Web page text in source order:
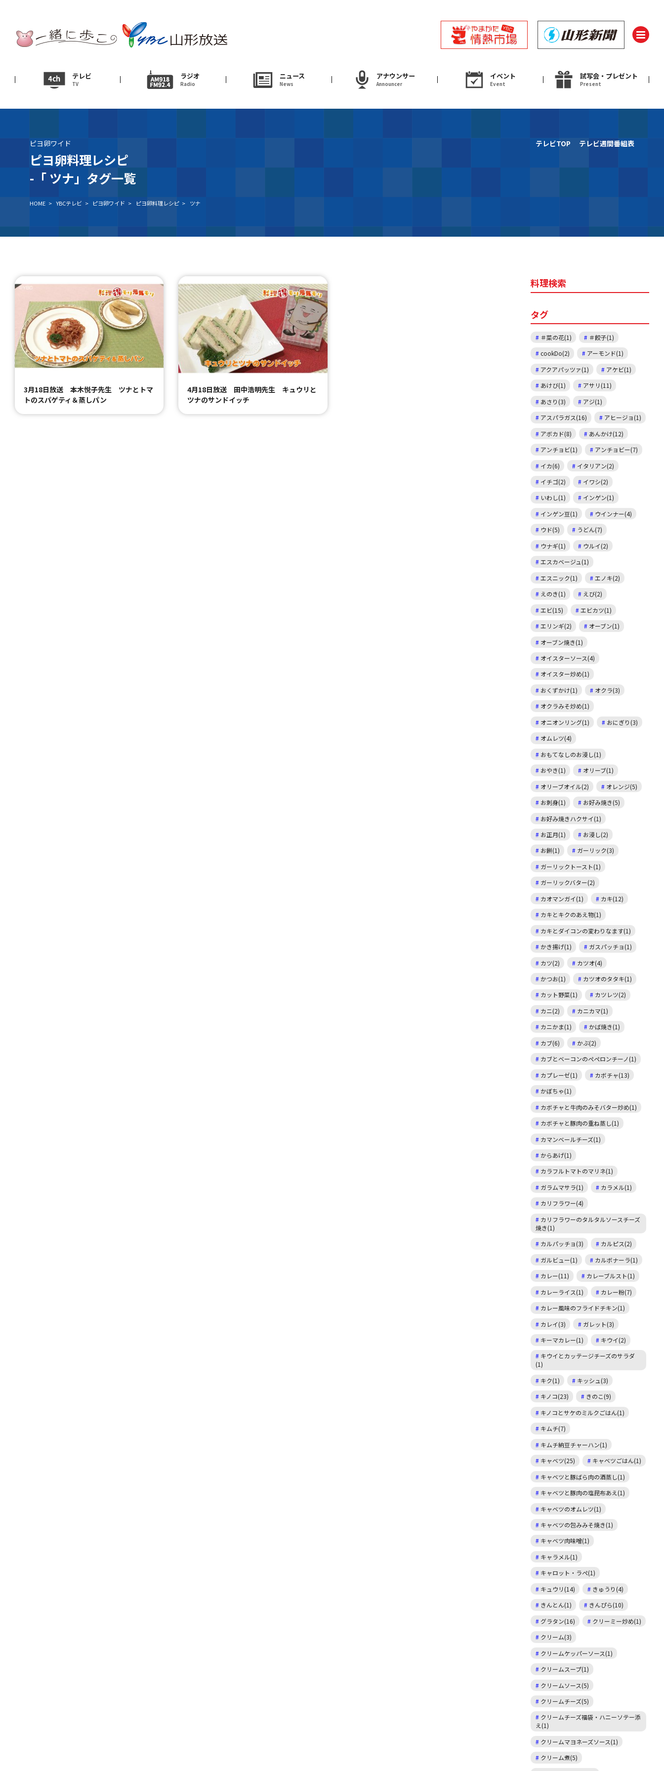
テレビ
TV
ラジオ
Radio
ニュース
News
アナウンサー
Announcer
イベント
Event
試写会・プレゼント
Present
テレビ
ニュース
News
アナウンサー
Announcer
イベント 試写会・プレゼント
ＹＢＣオンデマンド
ピヨ卵ワイド
ピヨ卵料理レシピ
-「ツナ」タグ一覧
テレビTOP テレビ週間番組表
HOME > YBCテレビ > ピヨ卵ワイド > ピヨ卵料理レシピ > ツナ
3月18日放送 本木悦子先生 ツナとトマ
トのスパゲティ＆蒸しパン
4月18日放送 田中浩明先生 キュウリと
ツナのサンドイッチ
料理検索
タグ
＃菜の花(1)
＃餃子(1)
cookDo(2)
アーモンド(1)
アクアパッツァ(1)
アケビ(1)
あけび(1)
アサリ(11)
あさり(3)
アジ(1)
アスパラガス(16)
アヒージョ(1)
アボカド(8)
あんかけ(12)
アンチョビ(1)
アンチョビー(7)
イカ(6)
イタリアン(2)
イチゴ(2)
イワシ(2)
いわし(1)
インゲン(1)
インゲン豆(1)
ウインナー(4)
ウド(5)
うどん(7)
ウナギ(1)
ウルイ(2)
エスカベージュ(1)
エスニック(1)
エノキ(2)
えのき(1)
えび(2)
エビ(15)
エビカツ(1)
エリンギ(2)
オーブン(1)
オーブン焼き(1)
オイスターソース(4)
オイスター炒め(1)
おくずかけ(1)
オクラ(3)
オクラみそ炒め(1)
オニオンリング(1)
おにぎり(3)
オムレツ(4)
おもてなしのお浸し(1)
おやき(1)
オリーブ(1)
オリーブオイル(2)
オレンジ(5)
お刺身(1)
お好み焼き(5)
お好み焼きハクサイ(1)
お正月(1)
お浸し(2)
お餅(1)
ガーリック(3)
ガーリックトースト(1)
ガーリックバター(2)
カオマンガイ(1)
カキ(12)
カキとキクのあえ物(1)
カキとダイコンの変わりなます(1)
かき揚げ(1)
ガスパッチョ(1)
カツ(2)
カツオ(4)
かつお(1)
カツオのタタキ(1)
カット野菜(1)
カツレツ(2)
カニ(2)
カニカマ(1)
カニかま(1)
かば焼き(1)
カブ(6)
かぶ(2)
カブとベーコンのペペロンチーノ(1)
カプレーゼ(1)
カボチャ(13)
かぼちゃ(1)
カボチャと牛肉のみそバター炒め(1)
カボチャと豚肉の重ね蒸し(1)
カマンベールチーズ(1)
からあげ(1)
カラフルトマトのマリネ(1)
ガラムマサラ(1)
カラメル(1)
カリフラワー(4)
カリフラワーのタルタルソースチーズ
焼き(1)
カルパッチョ(3)
カルピス(2)
ガルビュー(1)
カルボナーラ(1)
カレー(11)
カレーブルスト(1)
カレーライス(1)
カレー粉(7)
カレー風味のフライドチキン(1)
カレイ(3)
ガレット(3)
キーマカレー(1)
キウイ(2)
キウイとカッテージチーズのサラダ
(1)
キク(1)
キッシュ(3)
キノコ(23)
きのこ(9)
キノコとサケのミルクごはん(1)
キムチ(7)
キムチ納豆チャーハン(1)
キャベツ(25)
キャベツごはん(1)
キャベツと豚ばら肉の酒蒸し(1)
キャベツと豚肉の塩昆布あえ(1)
キャベツのオムレツ(1)
キャベツの包みみそ焼き(1)
キャベツ肉味噌(1)
キャラメル(1)
キャロット・ラペ(1)
キュウリ(14)
きゅうり(4)
きんとん(1)
きんぴら(10)
グラタン(16)
クリーミー炒め(1)
クリーム(3)
クリームケッパーソース(1)
クリームスープ(1)
クリームソース(5)
クリームチーズ(5)
クリームチーズ福袋・ハニーソテー添
え(1)
クリームマヨネーズソース(1)
クリーム煮(5)